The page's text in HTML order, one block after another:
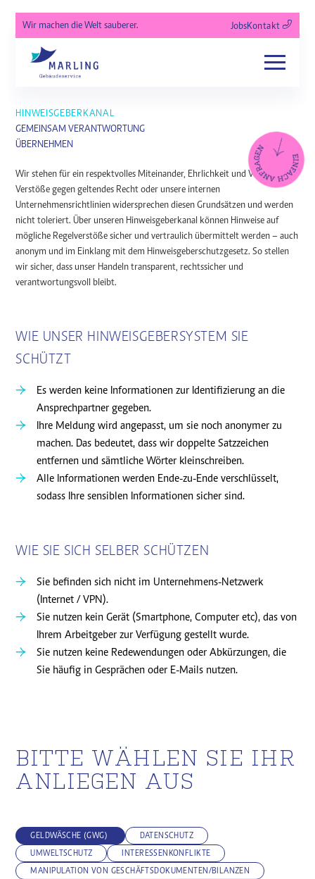
Wir machen die Welt sauberer. JobsKontakt
HINWEISGEBERKANAL
GEMEINSAM VERANTWORTUNG
ÜBERNEHMEN
Wir stehen für ein respektvolles Miteinander, Ehrlichkeit und Vertrauen.
Verstöße gegen geltendes Recht oder unsere internen
Unternehmensrichtlinien widersprechen diesen Grundsätzen und werden
nicht toleriert. Über unseren Hinweisgeberkanal können Hinweise auf
mögliche Regelverstöße sicher und vertraulich übermittelt werden – auch
anonym und im Einklang mit dem Hinweisgeberschutzgesetz. So stellen
wir sicher, dass unser Handeln transparent, rechtssicher und
verantwortungsvoll bleibt.
WIE UNSER HINWEISGEBERSYSTEM SIE
SCHÜTZT
Es werden keine Informationen zur Identifizierung an die
Ansprechpartner gegeben.
Ihre Meldung wird angepasst, um sie noch anonymer zu
machen. Das bedeutet, dass wir doppelte Satzzeichen
entfernen und sämtliche Wörter kleinschreiben.
Alle Informationen werden Ende-zu-Ende verschlüsselt,
sodass Ihre sensiblen Informationen sicher sind.
WIE SIE SICH SELBER SCHÜTZEN
Sie befinden sich nicht im Unternehmens-Netzwerk
(Internet / VPN).
Sie nutzen kein Gerät (Smartphone, Computer etc), das von
Ihrem Arbeitgeber zur Verfügung gestellt wurde.
Sie nutzen keine Redewendungen oder Abkürzungen, die
Sie häufig in Gesprächen oder E-Mails nutzen.
BITTE WÄHLEN SIE IHR
ANLIEGEN AUS
GELDWÄSCHE (GWG)
DATENSCHUTZ
UMWELTSCHUTZ
INTERESSENKONFLIKTE
MANIPULATION VON GESCHÄFTSDOKUMENTEN/BILANZEN